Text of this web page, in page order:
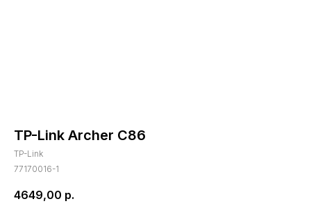
TP-Link Archer C86
TP-Link
77170016-1
4649,00 р.